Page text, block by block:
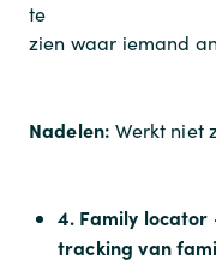
te
zien waar iemand
Nadelen:Werkt niet
4. Family locator
tracking van